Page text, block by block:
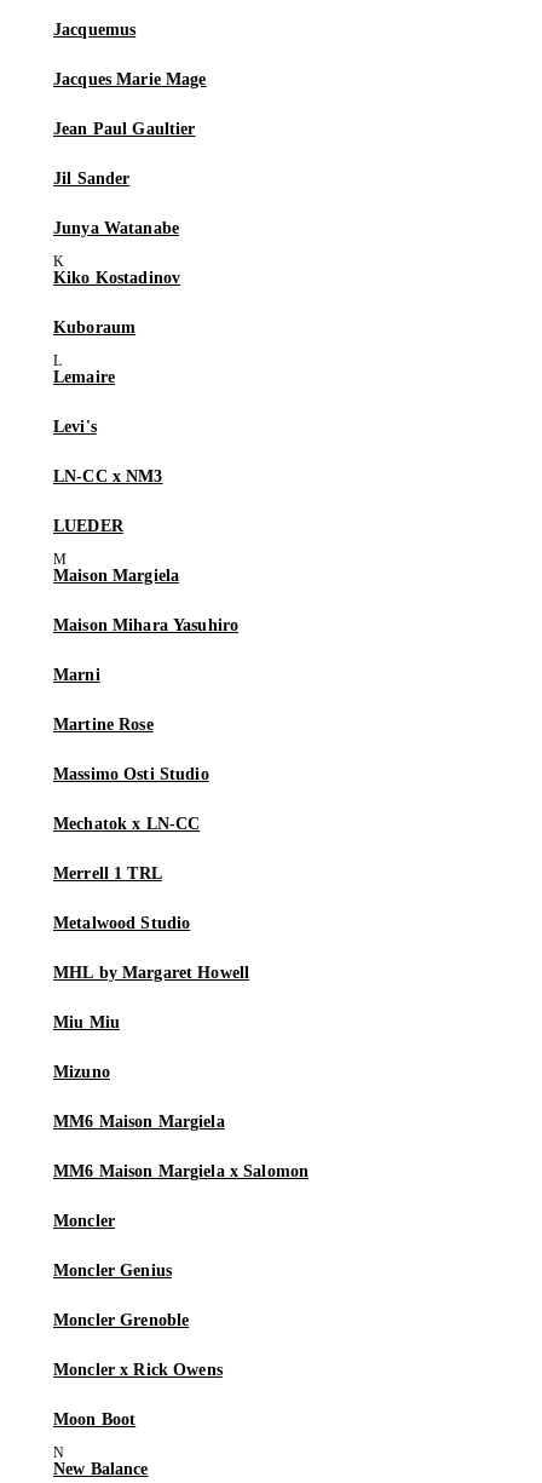
Jacquemus
Jacques Marie Mage
Jean Paul Gaultier
Jil Sander
Junya Watanabe
Kiko Kostadinov
Kuboraum
Lemaire
Levi's
LN-CC x NM3
LUEDER
Maison Margiela
Maison Mihara Yasuhiro
Marni
Martine Rose
Massimo Osti Studio
Mechatok x LN-CC
Merrell 1 TRL
Metalwood Studio
MHL by Margaret Howell
Miu Miu
Mizuno
MM6 Maison Margiela
MM6 Maison Margiela x Salomon
Moncler
Moncler Genius
Moncler Grenoble
Moncler x Rick Owens
Moon Boot
New Balance